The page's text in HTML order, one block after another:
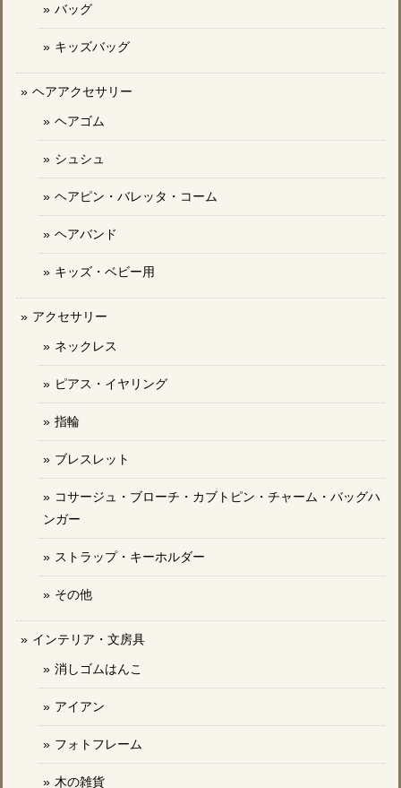
バッグ
キッズバッグ
ヘアアクセサリー
ヘアゴム
シュシュ
ヘアピン・バレッタ・コーム
ヘアバンド
キッズ・ベビー用
アクセサリー
ネックレス
ピアス・イヤリング
指輪
ブレスレット
コサージュ・ブローチ・カブトピン・チャーム・バッグハ
ンガー
ストラップ・キーホルダー
その他
インテリア・文房具
消しゴムはんこ
アイアン
フォトフレーム
木の雑貨